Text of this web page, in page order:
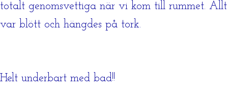
totalt genomsvettiga när vi kom till rummet. Allt
var blött och hängdes på tork.
Helt underbart med bad!!